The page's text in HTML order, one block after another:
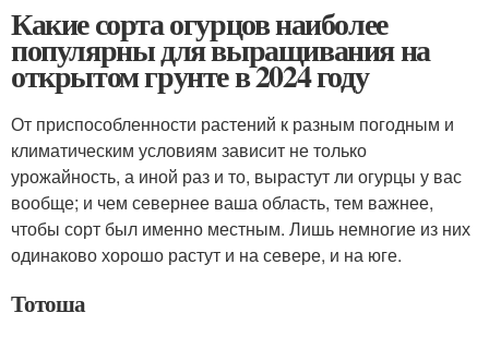
Какие сорта огурцов наиболее
популярны для выращивания на
открытом грунте в 2024 году
От приспособленности растений к разным погодным и
климатическим условиям зависит не только
урожайность, а иной раз и то, вырастут ли огурцы у вас
вообще; и чем севернее ваша область, тем важнее,
чтобы сорт был именно местным. Лишь немногие из них
одинаково хорошо растут и на севере, и на юге.
Тотоша